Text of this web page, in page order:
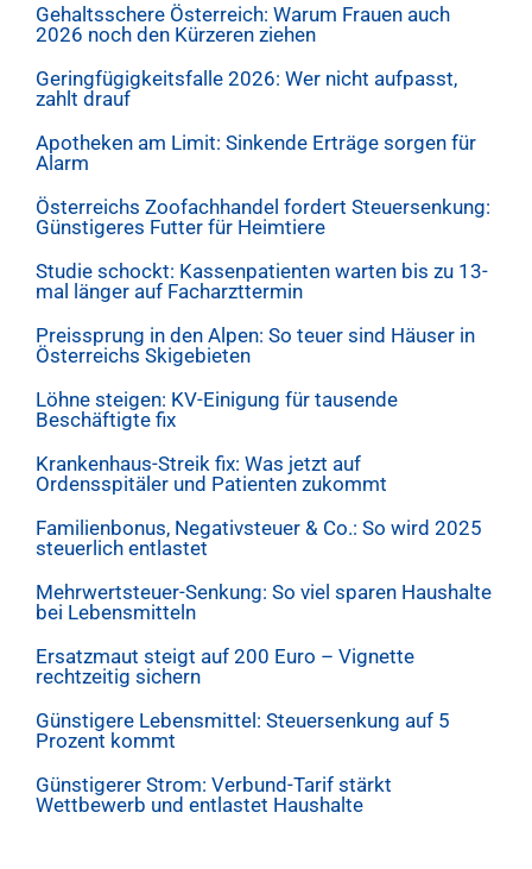
Gehaltsschere Österreich: Warum Frauen auch
2026 noch den Kürzeren ziehen
Geringfügigkeitsfalle 2026: Wer nicht aufpasst,
zahlt drauf
Apotheken am Limit: Sinkende Erträge sorgen für
Alarm
Österreichs Zoofachhandel fordert Steuersenkung:
Günstigeres Futter für Heimtiere
Studie schockt: Kassenpatienten warten bis zu 13-
mal länger auf Facharzttermin
Preissprung in den Alpen: So teuer sind Häuser in
Österreichs Skigebieten
Löhne steigen: KV-Einigung für tausende
Beschäftigte fix
Krankenhaus-Streik fix: Was jetzt auf
Ordensspitäler und Patienten zukommt
Familienbonus, Negativsteuer & Co.: So wird 2025
steuerlich entlastet
Mehrwertsteuer-Senkung: So viel sparen Haushalte
bei Lebensmitteln
Ersatzmaut steigt auf 200 Euro – Vignette
rechtzeitig sichern
Günstigere Lebensmittel: Steuersenkung auf 5
Prozent kommt
Günstigerer Strom: Verbund-Tarif stärkt
Wettbewerb und entlastet Haushalte